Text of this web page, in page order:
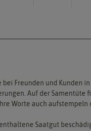
Freunden und Kunden
Auf der Samentüte
Worte auch
Saatgut